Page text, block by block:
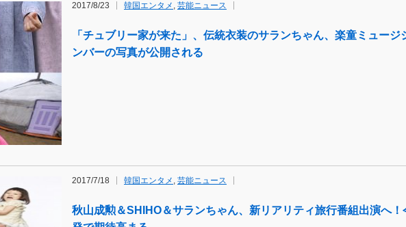
2017/8/23 韓国エンタメ , 芸能ニュース
「チュブリー家が来た」、伝統衣装のサランちゃん、楽童ミュージ
ンバーの写真が公開される
2017/7/18 韓国エンタメ , 芸能ニュース
秋山成勲＆SHIHO＆サランちゃん、新リアリティ旅行番組出演へ